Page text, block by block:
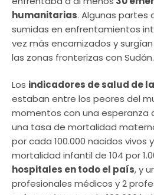
humanitarias. Algunas partes
sumidas en enfrentamientos
vez más encarnizados y
las zonas fronterizas con Sudán.
Los indicadores de salud de
estaban entre los peores del
momentos con una esperanza
una tasa de mortalidad
por cada 100.000 nacidos vivos
mortalidad infantil de 104 por
hospitales en todo el país, y
profesionales médicos y 2